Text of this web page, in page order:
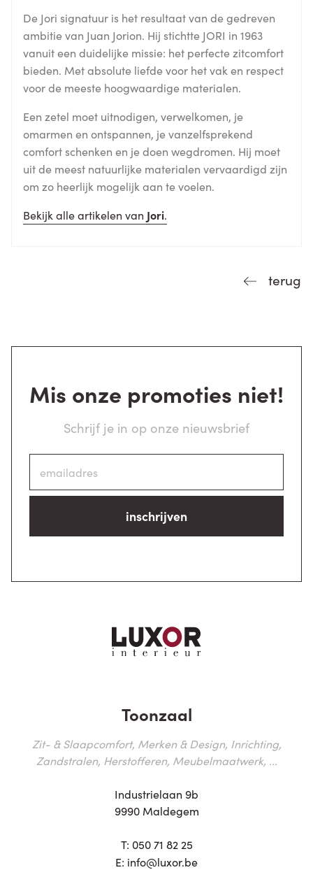
De Jori signatuur is het resultaat van de gedreven
ambitie van Juan Jorion. Hij stichtte JORI in 1963
vanuit een duidelijke missie: het perfecte zitcomfort
bieden. Met absolute liefde voor het vak en respect
voor de meeste hoogwaardige materialen.
Een zetel moet uitnodigen, verwelkomen, je
omarmen en ontspannen, je vanzelfsprekend
comfort schenken en je doen wegdromen. Hij moet
uit de meest natuurlijke materialen vervaardigd zijn
om zo heerlijk mogelijk aan te voelen.
Bekijk alle artikelen van Jori.
terug
Mis onze promoties niet!
Schrijf je in op onze nieuwsbrief
inschrijven
Toonzaal
Zit- & Slaapcomfort, Merken & Design, Inrichting,
Zandstralen, Herstofferen, Meubelmaatwerk, ...
Industrielaan 9b
9990 Maldegem
T: 050 71 82 25
E: info@luxor.be